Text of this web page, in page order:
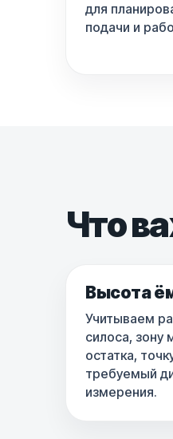
для
подачи и
Что
Высота
Учитываем
силоса, зону
остатка,
требуемый
измерения.